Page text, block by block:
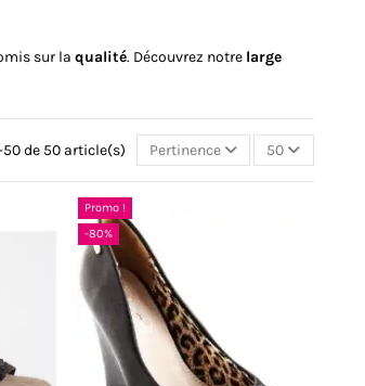
sur la qualité. Découvrez notre large
de 50 article(s) Pertinence 50
Promo !
-80%